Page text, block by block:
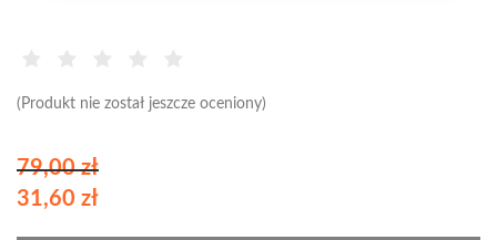
(Produkt nie został jeszcze oceniony)
79,00 zł
31,60 zł